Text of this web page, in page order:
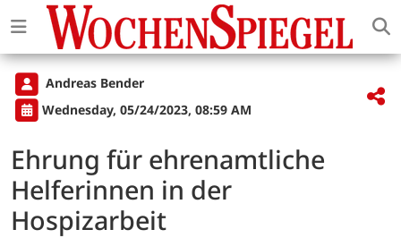
Andreas Bender
Wednesday, 05/24/2023, 08:59 AM
Ehrung für ehrenamtliche
Helferinnen in der
Hospizarbeit